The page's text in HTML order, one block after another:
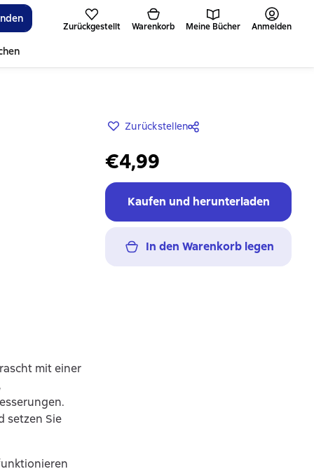
Zurückgestellt Warenkorb Meine Bücher Anmelden
Zurückstellen
€4,99
Kaufen und herunterladen
In den Warenkorb legen
mit einer
setzen Sie